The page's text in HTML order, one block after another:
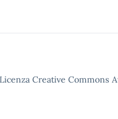
Creative Commons